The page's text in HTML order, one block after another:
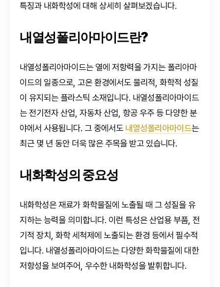
특징과 내화학성에 대해 상세히 살펴보겠습니다.
내열성폴리아마이드란?
내열성폴리아마이드는 열에 저항력을 가지는 폴리아마
이드의 일종으로, 고온 환경에서도 물리적, 화학적 성질
이 유지되는 플라스틱 소재입니다. 내열성폴리아마이드
는 전기전자 산업, 자동차 산업, 항공 우주 등 다양한 분
야에서 사용됩니다. 그 중에서도 내열성폴리아마이드는
최근 몇 년 동안 더욱 많은 주목을 받고 있습니다.
내화학성의 중요성
내화학성은 재료가 화학물질에 노출될 때 그 성질을 유
지하는 능력을 의미합니다. 이런 특성은 산업용 부품, 전
기적 장치, 화학 세척제에 노출되는 환경 등에서 필수적
입니다. 내열성폴리아마이드는 다양한 화학물질에 대한
저항성을 보여주어, 우수한 내화학성을 발휘합니다.